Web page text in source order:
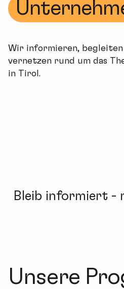
Wir informieren, begleiten
vernetzen rund um das
in Tirol.
informiert -
Unsere